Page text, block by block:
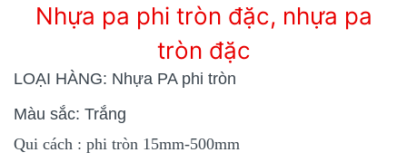
Nhựa pa phi tròn đặc, nhựa pa
tròn đặc
LOẠI HÀNG: Nhựa PA phi tròn
Màu sắc: Trắng
Qui cách : phi tròn 15mm-500mm